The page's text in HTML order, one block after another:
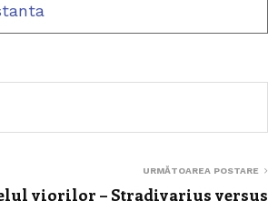
URMĂTOAREA POSTARE
viorilor – Stradivarius versus